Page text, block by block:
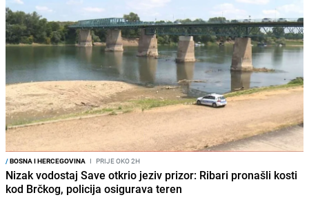
/BOSNA I HERCEGOVINA I PRIJE OKO 2H
Nizak vodostaj Save otkrio jeziv prizor: Ribari pronašli kosti
kod Brčkog, policija osigurava teren